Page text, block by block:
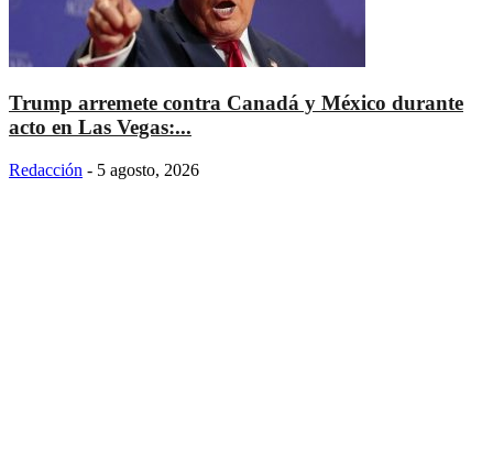
Trump arremete contra Canadá y México durante
acto en Las Vegas:...
Redacción - 5 agosto, 2026